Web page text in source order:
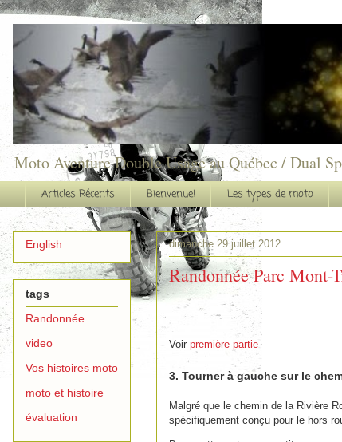
Moto Aventure Double Usage au Québec / Dual
Articles Récents Bienvenue! Les types de moto
dimanche 29 juillet 2012
Randonnée Parc Mont-
Voir première partie
3. Tourner à gauche sur le
Malgré que le chemin de la Rivière
spécifiquement conçu pour le hors
English
tags
Randonnée
video
Vos histoires moto
moto et histoire
évaluation